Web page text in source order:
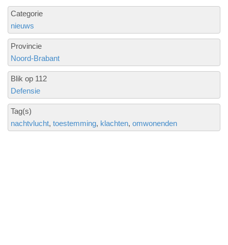
Categorie
nieuws
Provincie
Noord-Brabant
Blik op 112
Defensie
Tag(s)
nachtvlucht toestemming klachten omwonenden